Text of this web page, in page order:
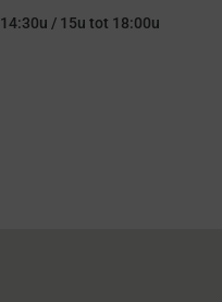
/ 15u tot 18:00u